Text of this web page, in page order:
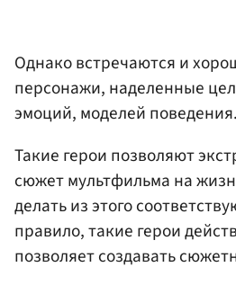
Однако встречаются и
персонажи, наделенные
эмоций, моделей поведения.
Такие герои позволяют
сюжет мультфильма на
делать из этого
правило, такие герои
позволяет создавать